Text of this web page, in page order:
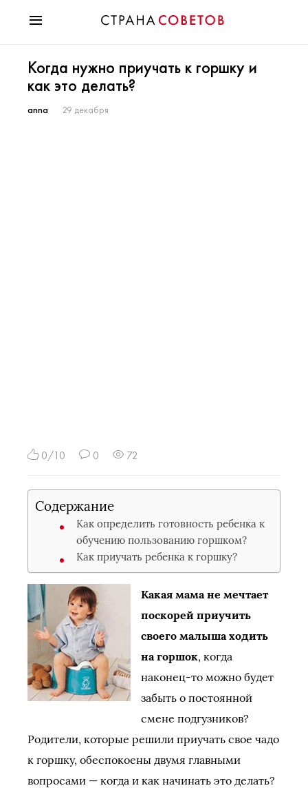
Мода
Звезды
Гороскопы
Когда нужно приучать к горшку и
как это делать?
anna 29 декабря
0/10 0 72
Содержание
Как определить готовность ребенка к
обучению пользованию горшком?
Как приучать ребенка к горшку?
Какая мама не мечтает
поскорей приучить
своего малыша ходить
на горшок, когда
наконец-то можно будет
забыть о постоянной
смене подгузников?
Родители, которые решили приучать свое чадо
к горшку, обеспокоены двумя главными
вопросами — когда и как начинать это делать?